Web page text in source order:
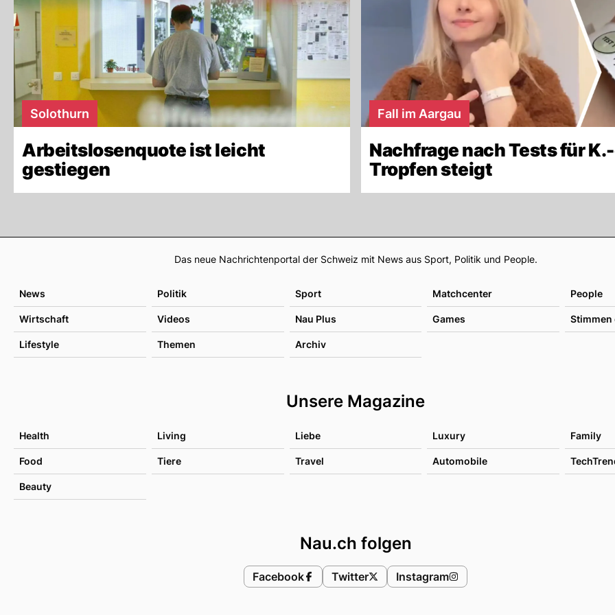
Solothurn
Arbeitslosenquote ist leicht
gestiegen
Fall im Aargau
Nachfrage nach Tests für
Tropfen steigt
Footer
Das neue Nachrichtenportal der Schweiz mit News aus Sport, Politik und People.
News Politik Sport Matchcenter People
Wirtschaft Videos Nau Plus Games Stimmen
Lifestyle Themen Archiv
Unsere Magazine
Health Living Liebe Luxury Family
Food Tiere Travel Automobile
Beauty
Nau.ch folgen
Facebook Twitter Instagram